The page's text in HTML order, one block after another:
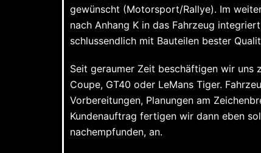
gewünscht (Motorsport/Rallye). Im
nach Anhang K in das Fahrzeug
schlussendlich mit Bauteilen bester
Seit geraumer Zeit beschäftigen wir uns
Coupe, GT40 oder LeMans Tiger.
Vorbereitungen, Planungen am
Kundenauftrag fertigen wir dann eben
nachempfunden, an.